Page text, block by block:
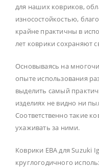
для наших ковриков,
износостойкостью,
крайне практичны в
лет коврики сохраняют
Основываясь на
опыте использования
выделить самый
изделиях не видно ни
Соответственно такие
ухаживать за ними.
Коврики ЕВА для Suzuki
круглогодичного